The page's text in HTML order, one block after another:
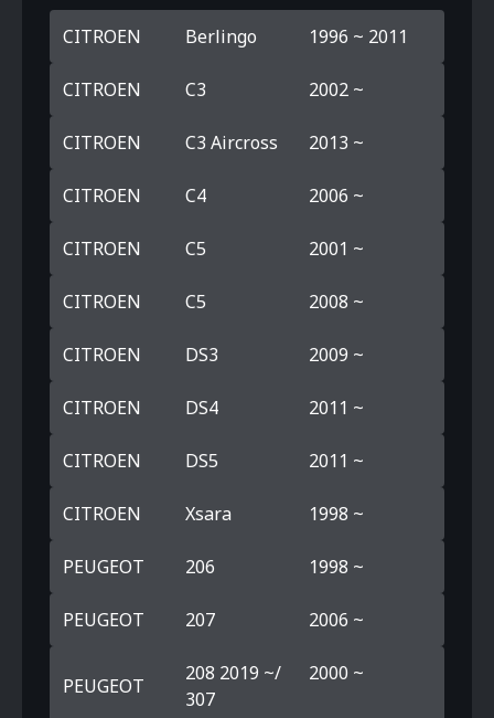
CITROEN Berlingo 1996 ~ 2011
CITROEN C3 2002 ~
CITROEN C3 Aircross 2013 ~
CITROEN C4 2006 ~
CITROEN C5 2001 ~
CITROEN C5 2008 ~
CITROEN DS3 2009 ~
CITROEN DS4 2011 ~
CITROEN DS5 2011 ~
CITROEN Xsara 1998 ~
PEUGEOT 206 1998 ~
PEUGEOT 207 2006 ~
PEUGEOT
208 2019 ~/
307
2000 ~